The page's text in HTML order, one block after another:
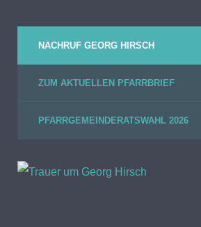
NACHRUF GEORG HIRSCH
ZUM AKTUELLEN PFARRBRIEF
PFARRGEMEINDERATSWAHL 2026